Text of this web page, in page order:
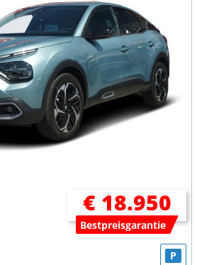
€ 18.950
Bestpreisgarantie
P